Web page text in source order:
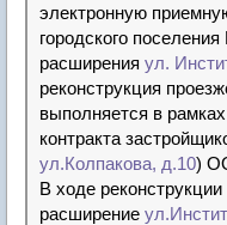
электронную
городского
расширения ул.
реконструкция
выполняется в
контракта
ул.Колпакова, д.10)
В ходе
расширение